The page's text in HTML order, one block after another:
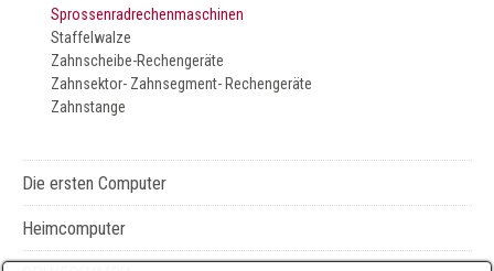
Sprossenradrechenmaschinen
Staffelwalze
Zahnscheibe-Rechengeräte
Zahnsektor- Zahnsegment- Rechengeräte
Zahnstange
Die ersten Computer
Heimcomputer